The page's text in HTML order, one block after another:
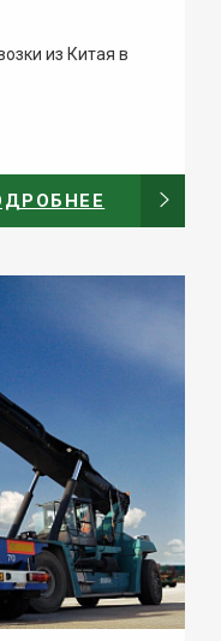
из Китая в